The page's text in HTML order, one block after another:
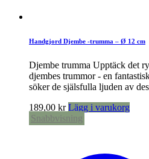
Handgjord Djembe -trumma – Ø 12 cm
Djembe trumma Upptäck det
djembes trummor - en
söker de själsfulla ljuden av
189,00 kr Lägg i varukorg
Snabbvisning